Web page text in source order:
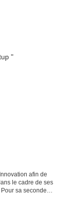
afin de
le cadre de ses
sa seconde